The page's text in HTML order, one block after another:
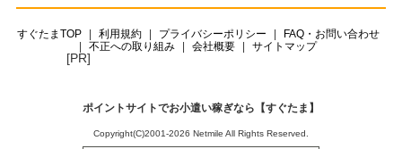
すぐたまTOP 利用規約 プライバシーポリシー
FAQ・お問い合わせ
不正への取り組み
会社概要 サイトマップ
[PR]
ポイントサイトでお小遣い稼ぎなら【すぐたま】
Copyright(C)2001-2026 Netmile All Rights Reserved.